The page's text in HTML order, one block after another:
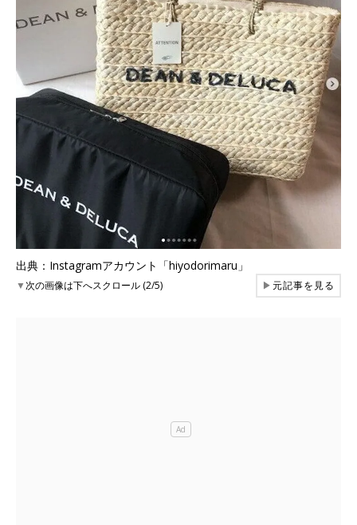
出典：Instagramアカウント「hiyodorimaru」
▼次の画像は下へスクロール (2/5) ▶元記事を見る